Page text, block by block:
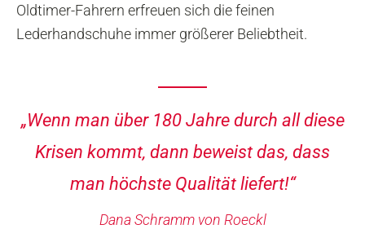
Oldtimer-Fahrern erfreuen sich die feinen
Lederhandschuhe immer größerer Beliebtheit.
„Wenn man über 180 Jahre durch all diese
Krisen kommt, dann beweist das, dass
man höchste Qualität liefert!“
Dana Schramm von Roeckl